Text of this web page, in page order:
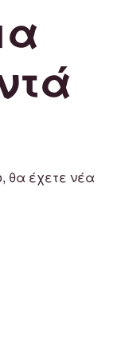
θα έχετε νέα